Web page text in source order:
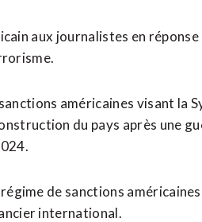
aux journalistes en
américaines visant la
du pays après une
de sanctions américaines
international.